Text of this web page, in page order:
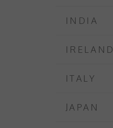
INDIA
IRELAND
ITALY
JAPAN